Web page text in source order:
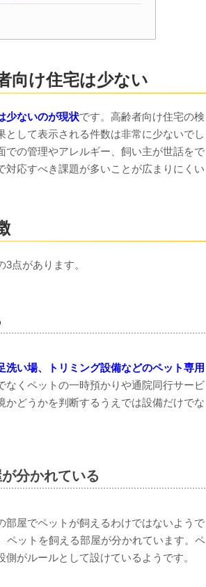
向け住宅は少ない
少ないのが現状です。高齢者向け住宅の検
して表示される件数は非常に少ないでし
での管理やアレルギー、飼い主が世話をで
応すべき課題が多いことが広まりにくい
点があります。
洗い場、トリミング設備などのペット専用
なくペットの一時預かりや通院同行サービ
どうかを判断するうえでは設備だけでな
分かれている
屋でペットが飼えるわけではないようで
ペットを飼える部屋が分かれています。ペ
がルールとして設けているようです。